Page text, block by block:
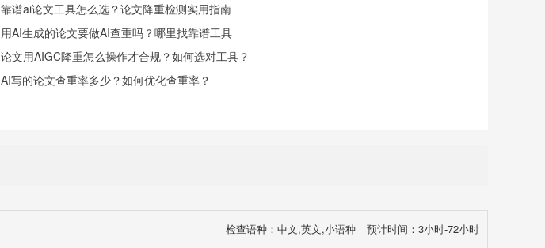
靠谱ai论文工具怎么选？论文降重检测实用指南
用AI生成的论文要做AI查重吗？哪里找靠谱工具
论文用AIGC降重怎么操作才合规？如何选对工具？
AI写的论文查重率多少？如何优化查重率？
检查语种：中文,英文,小语种 预计时间：3小时-72小时